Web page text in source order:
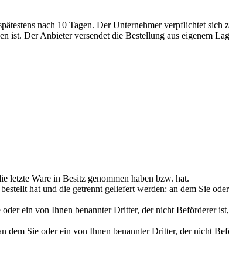
nach 10 Tagen. Der Unternehmer verpflichtet sich
Der Anbieter versendet die Bestellung aus eigenem
letzte Ware in Besitz genommen haben bzw. hat.
hat und die getrennt geliefert werden: an dem Sie
ein von Ihnen benannter Dritter, der nicht Beförderer
Sie oder ein von Ihnen benannter Dritter, der nicht